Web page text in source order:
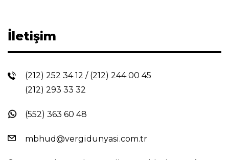
İletişim
(212) 252 34 12 / (212) 244 00 45
(212) 293 33 32
(552) 363 60 48
mbhud@vergidunyasi.com.tr